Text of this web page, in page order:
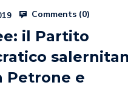
Comments (0)
il Partito
Petrone e